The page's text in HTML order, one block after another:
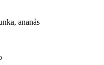
ananás